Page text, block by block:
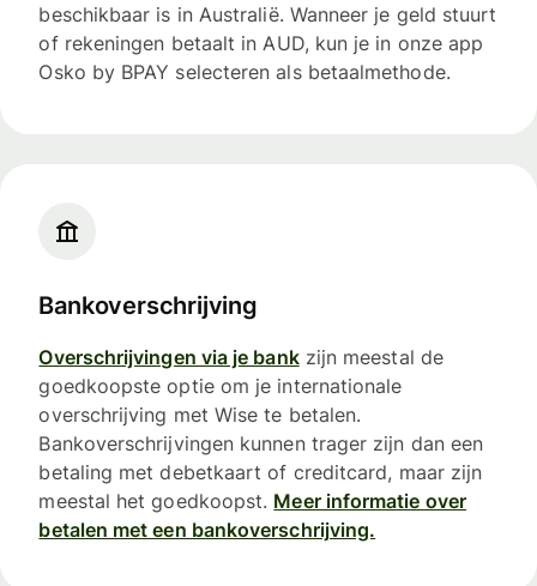
beschikbaar is in Australië. Wanneer je geld stuurt
of rekeningen betaalt in AUD, kun je in onze app
Osko by BPAY selecteren als betaalmethode.
Bankoverschrijving
Overschrijvingen via je bankzijn meestal de
goedkoopste optie om je internationale
overschrijving met Wise te betalen.
Bankoverschrijvingen kunnen trager zijn dan een
betaling met debetkaart of creditcard, maar zijn
meestal het goedkoopst. Meer informatie over
betalen met een bankoverschrijving.